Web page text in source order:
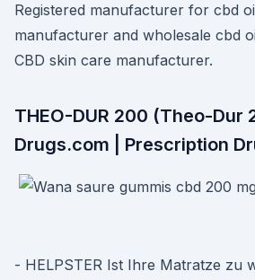
Registered manufacturer for cbd
manufacturer and wholesale cbd
CBD skin care manufacturer.
THEO-DUR 200 (Theo-Dur
Drugs.com | Prescription
- HELPSTER Ist Ihre Matratze zu